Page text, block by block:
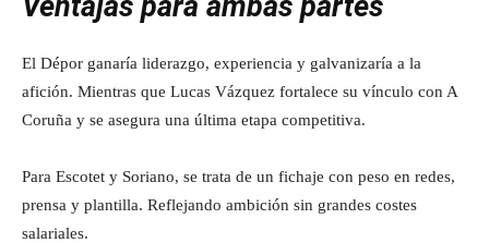
El Dépor ganaría liderazgo, experiencia y galvanizaría a la
afición. Mientras que Lucas Vázquez fortalece su vínculo con A
Coruña y se asegura una última etapa competitiva.
Para Escotet y Soriano, se trata de un fichaje con peso en redes,
prensa y plantilla. Reflejando ambición sin grandes costes
salariales.